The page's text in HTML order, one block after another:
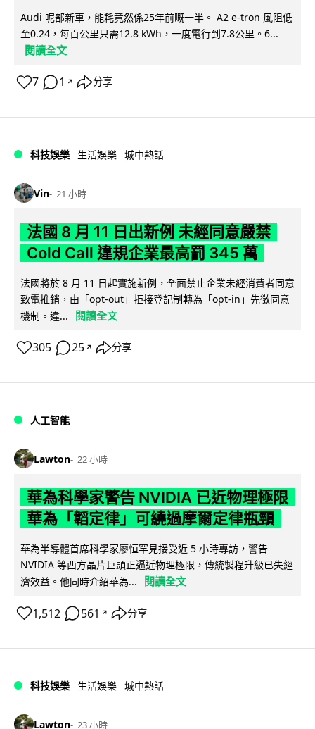
Audi 呢部新車，能耗竟然係25年前嘅一半。 A2 e-tron 風阻低
至0.24，每百公里只需12.8 kWh，一度電行到7.8公里。6...
閱讀全文
7 1 ↗ 分享
科技娛樂 生活娛樂 城中熱話
Vin 21 小時
法國 8 月 11 日出新例 未經同意嚴禁
Cold Call 違規企業最高罰 345 萬
法國將於 8 月 11 日起實施新例，全面禁止企業未經消費者同意
致電推銷，由「opt-out」拒接登記制轉為「opt-in」先徵同意
機制。違...
閱讀全文
305 25 ↗ 分享
人工智能
Lawton 22 小時
華為科學家警告 NVIDIA 已近物理極限
華為「韜定律」可繞過摩爾定律瓶頸
華為半導體首席科學家廖恒罕見接受近 5 小時專訪，警告
NVIDIA 等西方晶片巨頭正逼近物理極限，傳統製程升級已失經
濟效益。他同時介紹華為...
閱讀全文
1,512 561 ↗ 分享
科技娛樂 生活娛樂 城中熱話
Lawton 23 小時